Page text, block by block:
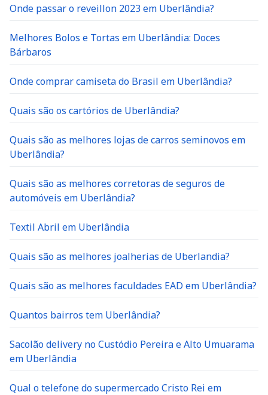
Onde passar o reveillon 2023 em Uberlândia?
Melhores Bolos e Tortas em Uberlândia: Doces
Bárbaros
Onde comprar camiseta do Brasil em Uberlândia?
Quais são os cartórios de Uberlândia?
Quais são as melhores lojas de carros seminovos em
Uberlândia?
Quais são as melhores corretoras de seguros de
automóveis em Uberlândia?
Textil Abril em Uberlândia
Quais são as melhores joalherias de Uberlandia?
Quais são as melhores faculdades EAD em Uberlândia?
Quantos bairros tem Uberlândia?
Sacolão delivery no Custódio Pereira e Alto Umuarama
em Uberlândia
Qual o telefone do supermercado Cristo Rei em